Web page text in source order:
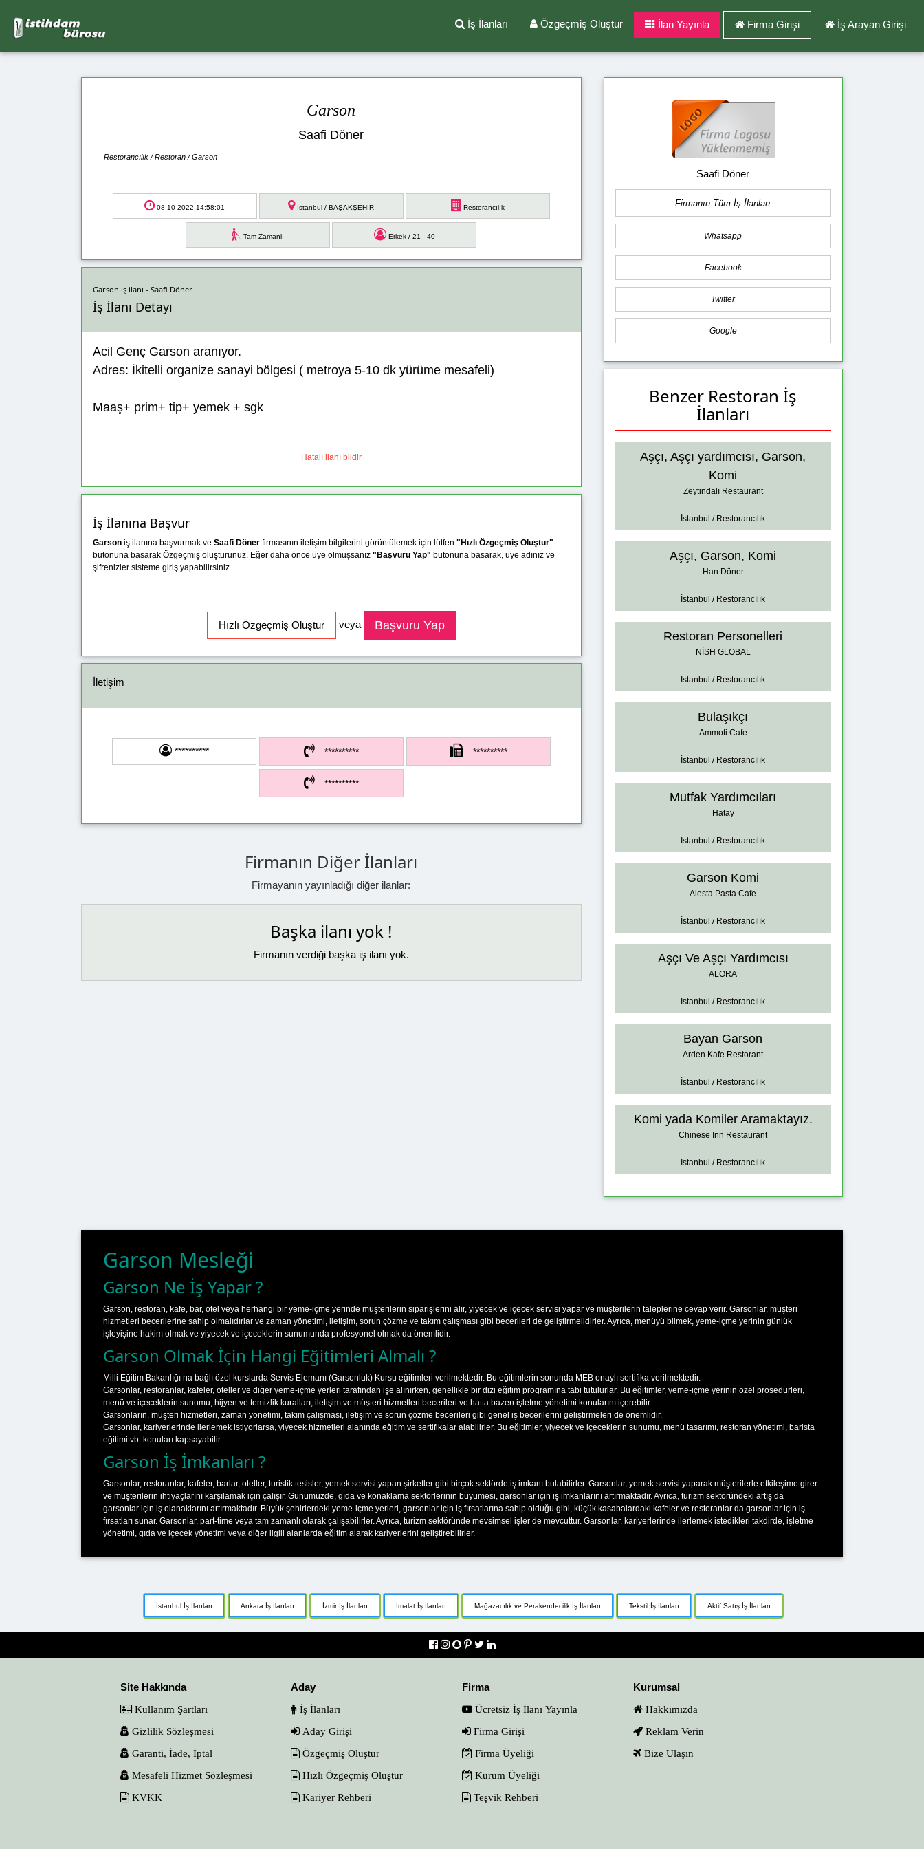
İş İlanları Özgeçmiş Oluştur İlan Yayınla Firma Girişi İş Arayan Girişi
Garson
Saafi Döner
Restorancılık / Restoran / Garson
08-10-2022 14:58:01 İstanbul / BAŞAKŞEHİR Restorancılık
Tam Zamanlı Erkek / 21 - 40
Garson iş ilanı - Saafi Döner
İş İlanı Detayı
Acil Genç Garson aranıyor.
Adres: İkitelli organize sanayi bölgesi ( metroya 5-10 dk yürüme mesafeli)
Maaş+ prim+ tip+ yemek + sgk
Hatalı ilanı bildir
İş İlanına Başvur
Garson iş ilanına başvurmak ve Saafi Döner firmasının iletişim bilgilerini görüntülemek için lütfen "Hızlı Özgeçmiş Oluştur"
butonuna basarak Özgeçmiş oluşturunuz. Eğer daha önce üye olmuşsanız "Başvuru Yap" butonuna basarak, üye adınız ve
şifrenizler sisteme giriş yapabilirsiniz.
veya
İletişim
********** ********** **********
**********
Firmanın Diğer İlanları
Firmayanın yayınladığı diğer ilanlar:
Başka ilanı yok !
Firmanın verdiği başka iş ilanı yok.
Saafi Döner
Firmanın Tüm İş İlanları
Whatsapp
Facebook
Twitter
Google
Benzer Restoran İş
İlanları
Aşçı, Aşçı yardımcısı, Garson,
Komi
Zeytindalı Restaurant
İstanbul / Restorancılık
Aşçı, Garson, Komi
Han Döner
İstanbul / Restorancılık
Restoran Personelleri
NİSH GLOBAL
İstanbul / Restorancılık
Bulaşıkçı
Ammoti Cafe
İstanbul / Restorancılık
Mutfak Yardımcıları
Hatay
İstanbul / Restorancılık
Garson Komi
Alesta Pasta Cafe
İstanbul / Restorancılık
Aşçı Ve Aşçı Yardımcısı
ALORA
İstanbul / Restorancılık
Bayan Garson
Arden Kafe Restorant
İstanbul / Restorancılık
Komi yada Komiler Aramaktayız.
Chinese Inn Restaurant
İstanbul / Restorancılık
Garson Mesleği
Garson Ne İş Yapar ?
Garson, restoran, kafe, bar, otel veya herhangi bir yeme-içme yerinde müşterilerin siparişlerini alır, yiyecek ve içecek servisi yapar ve müşterilerin taleplerine cevap verir. Garsonlar, müşteri
hizmetleri becerilerine sahip olmalıdırlar ve zaman yönetimi, iletişim, sorun çözme ve takım çalışması gibi becerileri de geliştirmelidirler. Ayrıca, menüyü bilmek, yeme-içme yerinin günlük
işleyişine hakim olmak ve yiyecek ve içeceklerin sunumunda profesyonel olmak da önemlidir.
Garson Olmak İçin Hangi Eğitimleri Almalı ?
Milli Eğitim Bakanlığı na bağlı özel kurslarda Servis Elemanı (Garsonluk) Kursu eğitimleri verilmektedir. Bu eğitimlerin sonunda MEB onaylı sertifika verilmektedir.
Garsonlar, restoranlar, kafeler, oteller ve diğer yeme-içme yerleri tarafından işe alınırken, genellikle bir dizi eğitim programına tabi tutulurlar. Bu eğitimler, yeme-içme yerinin özel prosedürleri,
menü ve içeceklerin sunumu, hijyen ve temizlik kuralları, iletişim ve müşteri hizmetleri becerileri ve hatta bazen işletme yönetimi konularını içerebilir.
Garsonların, müşteri hizmetleri, zaman yönetimi, takım çalışması, iletişim ve sorun çözme becerileri gibi genel iş becerilerini geliştirmeleri de önemlidir.
Garsonlar, kariyerlerinde ilerlemek istiyorlarsa, yiyecek hizmetleri alanında eğitim ve sertifikalar alabilirler. Bu eğitimler, yiyecek ve içeceklerin sunumu, menü tasarımı, restoran yönetimi, barista
eğitimi vb. konuları kapsayabilir.
Garson İş İmkanları ?
Garsonlar, restoranlar, kafeler, barlar, oteller, turistik tesisler, yemek servisi yapan şirketler gibi birçok sektörde iş imkanı bulabilirler. Garsonlar, yemek servisi yaparak müşterilerle etkileşime girer
ve müşterilerin ihtiyaçlarını karşılamak için çalışır. Günümüzde, gıda ve konaklama sektörlerinin büyümesi, garsonlar için iş imkanlarını artırmaktadır. Ayrıca, turizm sektöründeki artış da
garsonlar için iş olanaklarını artırmaktadır. Büyük şehirlerdeki yeme-içme yerleri, garsonlar için iş fırsatlarına sahip olduğu gibi, küçük kasabalardaki kafeler ve restoranlar da garsonlar için iş
fırsatları sunar. Garsonlar, part-time veya tam zamanlı olarak çalışabilirler. Ayrıca, turizm sektöründe mevsimsel işler de mevcuttur. Garsonlar, kariyerlerinde ilerlemek istedikleri takdirde, işletme
yönetimi, gıda ve içecek yönetimi veya diğer ilgili alanlarda eğitim alarak kariyerlerini geliştirebilirler.
İstanbul İş İlanları Ankara İş İlanları İzmir İş İlanları İmalat İş İlanları Mağazacılık ve Perakendecilik İş İlanları Tekstil İş İlanları Aktif Satış İş İlanları
Site Hakkında
Kullanım Şartları
Gizlilik Sözleşmesi
Garanti, İade, İptal
Mesafeli Hizmet Sözleşmesi
KVKK
Aday
İş İlanları
Aday Girişi
Özgeçmiş Oluştur
Hızlı Özgeçmiş Oluştur
Kariyer Rehberi
Firma
Ücretsiz İş İlanı Yayınla
Firma Girişi
Firma Üyeliği
Kurum Üyeliği
Teşvik Rehberi
Kurumsal
Hakkımızda
Reklam Verin
Bize Ulaşın